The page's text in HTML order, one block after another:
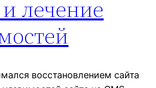
лечение
восстановлением сайта